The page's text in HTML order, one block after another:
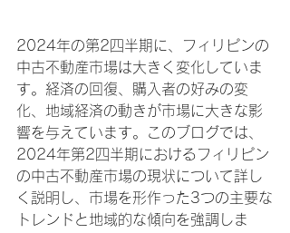
2024年の第2四半期に、フィリピンの
中古不動産市場は大きく変化していま
す。経済の回復、購入者の好みの変
化、地域経済の動きが市場に大きな影
響を与えています。このブログでは、
2024年第2四半期におけるフィリピン
の中古不動産市場の現状について詳し
く説明し、市場を形作った3つの主要な
トレンドと地域的な傾向を強調しま